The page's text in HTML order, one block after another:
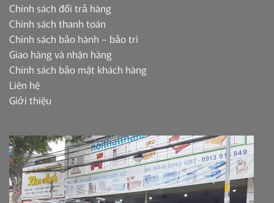
Chính sách đổi trả hàng
Chính sách thanh toán
Chính sách bảo hành – bảo trì
Giao hàng và nhận hàng
Chính sách bảo mật khách hàng
Liên hệ
Giới thiệu